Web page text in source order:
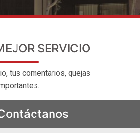
SERVICIO
tus comentarios, quejas